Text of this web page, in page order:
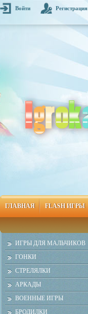
Войти Регистрация
ГЛАВНАЯ FLASH ИГРЫ
ИГРЫ ДЛЯ МАЛЬЧИКОВ
ГОНКИ
СТРЕЛЯЛКИ
АРКАДЫ
ВОЕННЫЕ ИГРЫ
БРОДИЛКИ